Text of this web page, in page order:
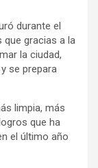
durante el
que gracias a la
la ciudad,
se prepara
limpia, más
que ha
el último año